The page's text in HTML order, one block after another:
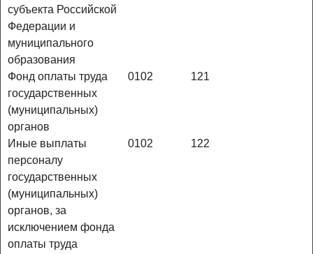
субъекта Российской
Федерации и
муниципального
образования
Фонд оплаты труда
государственных
(муниципальных)
органов
0102 121
Иные выплаты
персоналу
государственных
(муниципальных)
органов, за
исключением фонда
оплаты труда
0102 122